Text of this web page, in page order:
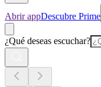
Abrir appDescubre Prime
¿Qué deseas escuchar?